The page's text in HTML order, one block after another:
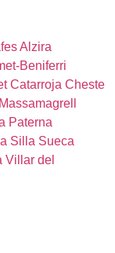
Alzira
Beniferri
Catarroja Cheste
Massamagrell
Paterna
Silla Sueca
Villar del